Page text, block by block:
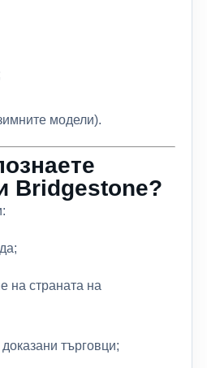
модели).
Bridgestone?
на страната на
търговци;